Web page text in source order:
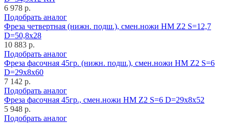
6 978 р.
Подобрать аналог
Фреза четвертная (нижн. подш.), смен.ножи HM Z2 S=12,7
D=50,8x28
10 883 р.
Подобрать аналог
Фреза фасочная 45гр. (нижн. подш.), смен.ножи HM Z2 S=6
D=29x8x60
7 142 р.
Подобрать аналог
Фреза фасочная 45гр., смен.ножи HM Z2 S=6 D=29x8x52
5 948 р.
Подобрать аналог